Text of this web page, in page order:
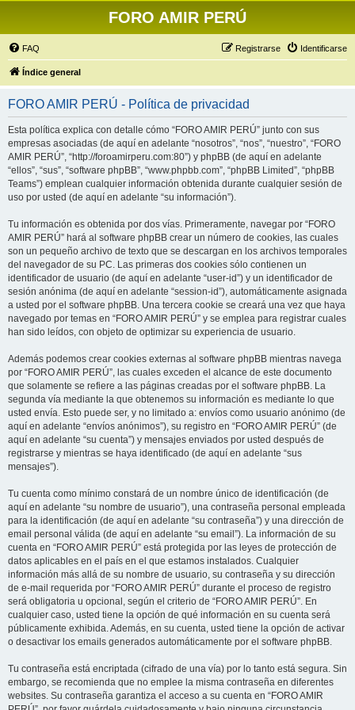
FORO AMIR PERÚ
FAQ Identificarse
Registrarse
Índice general
FORO AMIR PERÚ - Política de privacidad
Esta política explica con detalle cómo “FORO AMIR PERÚ” junto con sus
empresas asociadas (de aquí en adelante “nosotros”, “nos”, “nuestro”, “FORO
AMIR PERÚ”, “http://foroamirperu.com:80”) y phpBB (de aquí en adelante
“ellos”, “sus”, “software phpBB”, “www.phpbb.com”, “phpBB Limited”, “phpBB
Teams”) emplean cualquier información obtenida durante cualquier sesión de
uso por usted (de aquí en adelante “su información”).
Tu información es obtenida por dos vías. Primeramente, navegar por “FORO
AMIR PERÚ” hará al software phpBB crear un número de cookies, las cuales
son un pequeño archivo de texto que se descargan en los archivos temporales
del navegador de su PC. Las primeras dos cookies sólo contienen un
identificador de usuario (de aquí en adelante “user-id”) y un identificador de
sesión anónima (de aquí en adelante “session-id”), automáticamente asignada
a usted por el software phpBB. Una tercera cookie se creará una vez que haya
navegado por temas en “FORO AMIR PERÚ” y se emplea para registrar cuales
han sido leídos, con objeto de optimizar su experiencia de usuario.
Además podemos crear cookies externas al software phpBB mientras navega
por “FORO AMIR PERÚ”, las cuales exceden el alcance de este documento
que solamente se refiere a las páginas creadas por el software phpBB. La
segunda vía mediante la que obtenemos su información es mediante lo que
usted envía. Esto puede ser, y no limitado a: envíos como usuario anónimo (de
aquí en adelante “envíos anónimos”), su registro en “FORO AMIR PERÚ” (de
aquí en adelante “su cuenta”) y mensajes enviados por usted después de
registrarse y mientras se haya identificado (de aquí en adelante “sus
mensajes”).
Tu cuenta como mínimo constará de un nombre único de identificación (de
aquí en adelante “su nombre de usuario”), una contraseña personal empleada
para la identificación (de aquí en adelante “su contraseña”) y una dirección de
email personal válida (de aquí en adelante “su email”). La información de su
cuenta en “FORO AMIR PERÚ” está protegida por las leyes de protección de
datos aplicables en el país en el que estamos instalados. Cualquier
información más allá de su nombre de usuario, su contraseña y su dirección
de e-mail requerida por “FORO AMIR PERÚ” durante el proceso de registro
será obligatoria u opcional, según el criterio de “FORO AMIR PERÚ”. En
cualquier caso, usted tiene la opción de qué información en su cuenta será
públicamente exhibida. Además, en su cuenta, usted tiene la opción de activar
o desactivar los emails generados automáticamente por el software phpBB.
Tu contraseña está encriptada (cifrado de una vía) por lo tanto está segura. Sin
embargo, se recomienda que no emplee la misma contraseña en diferentes
websites. Su contraseña garantiza el acceso a su cuenta en “FORO AMIR